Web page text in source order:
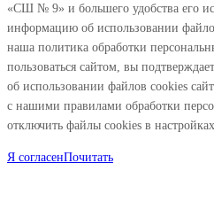
«СШ № 9» и большего удобства его
информацию об использовании
наша политика обработки
пользоваться сайтом, вы
об использовании файлов cookies
с нашими правилами обработки
отключить файлы cookies в
Я согласенПочитать